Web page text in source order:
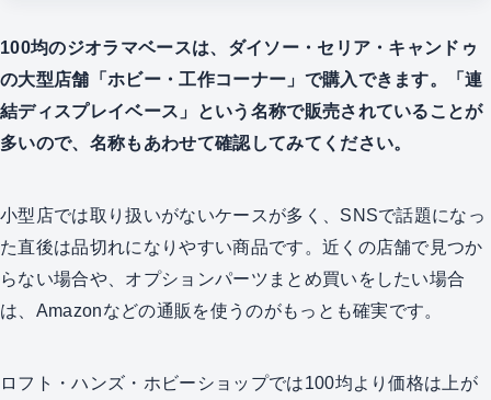
100均のジオラマベースは、ダイソー・セリア・キャンドゥ
の大型店舗「ホビー・工作コーナー」で購入できます。「連
結ディスプレイベース」という名称で販売されていることが
多いので、名称もあわせて確認してみてください。
小型店では取り扱いがないケースが多く、SNSで話題になっ
た直後は品切れになりやすい商品です。近くの店舗で見つか
らない場合や、オプションパーツまとめ買いをしたい場合
は、Amazonなどの通販を使うのがもっとも確実です。
ロフト・ハンズ・ホビーショップでは100均より価格は上が